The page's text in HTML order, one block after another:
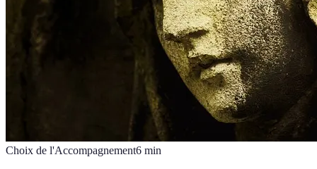
Choix de l'Accompagnement6 min